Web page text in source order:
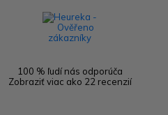
100 % ľudí nás odporúča
Zobraziť viac ako 22 recenzií